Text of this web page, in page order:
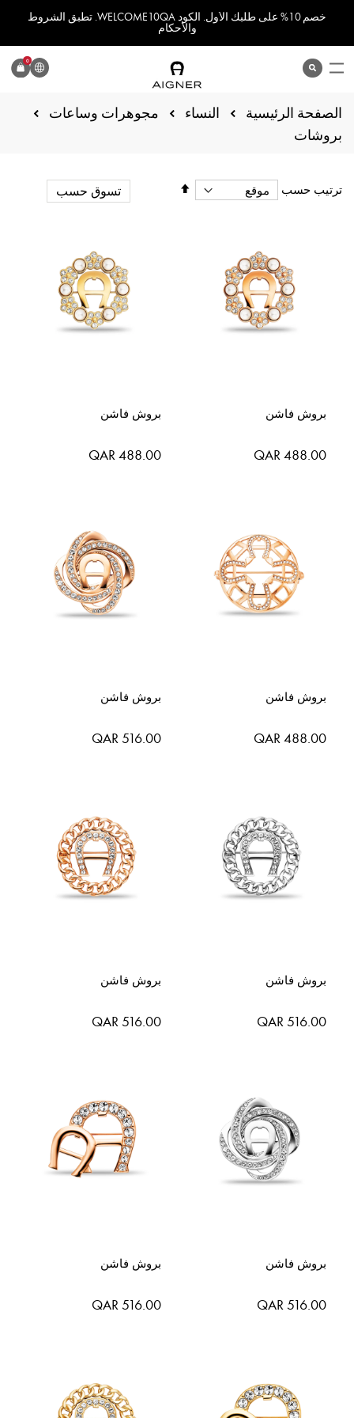
خصم 10% على طلبك الأول. الكود WELCOME10QA. تطبق الشروط
والأحكام
search
0المنتج
اللغة
الصفحة الرئيسية النساء
مجوهرات وساعات
بروشات
ترتيب حسب
تحديد
بروش فاشن
QAR 488.00
بروش فاشن
QAR 488.00
بروش فاشن
QAR 488.00
بروش فاشن
QAR 516.00
بروش فاشن
QAR 516.00
بروش فاشن
QAR 516.00
بروش فاشن
QAR 516.00
بروش فاشن
QAR 516.00
تسوق حسب